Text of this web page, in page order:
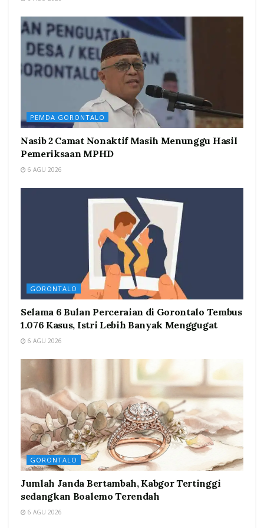
PEMDA GORONTALO
Nasib 2 Camat Nonaktif Masih Menunggu Hasil
Pemeriksaan MPHD
6 AGU 2026
GORONTALO
Selama 6 Bulan Perceraian di Gorontalo Tembus
1.076 Kasus, Istri Lebih Banyak Menggugat
6 AGU 2026
GORONTALO
Jumlah Janda Bertambah, Kabgor Tertinggi
sedangkan Boalemo Terendah
6 AGU 2026